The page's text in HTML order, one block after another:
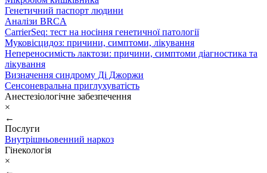
Генетичний паспорт людини
Аналізи BRCA
CarrierSeq: тест на носіння генетичної патології
Муковісцидоз: причини, симптоми, лікування
Непереносимість лактози: причини, симптоми діагностика та
лікування
Визначення синдрому Ді Джоржи
Сенсоневральна приглухуватість
Анестезіологічне забезпечення
×
←
Послуги
Внутрішньовенний наркоз
Гінекологія
×